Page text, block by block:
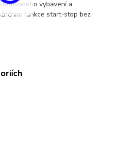
vybavení a
funkce start-stop bez